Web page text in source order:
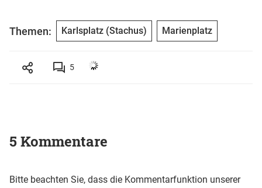
Themen: Karlsplatz (Stachus) Marienplatz
5
5 Kommentare
Bitte beachten Sie, dass die Kommentarfunktion unserer